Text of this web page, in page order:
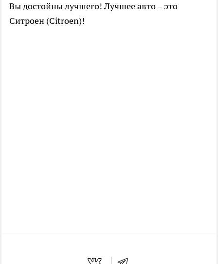
Вы достойны лучшего! Лучшее авто – это
Ситроен (Citroen)!